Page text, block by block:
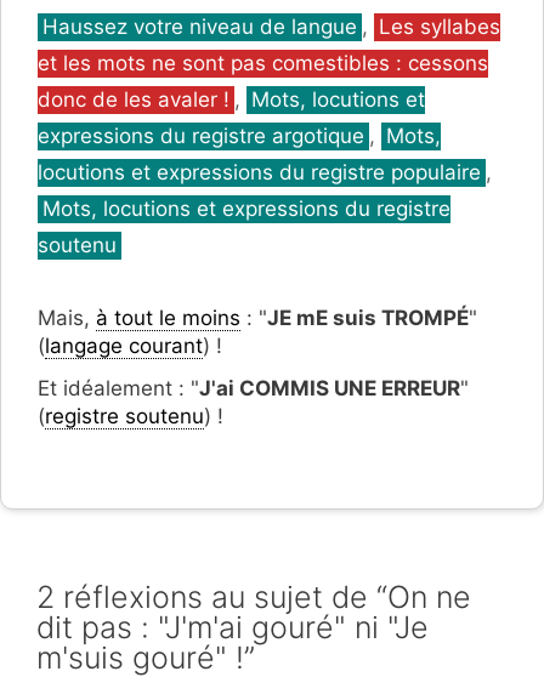
Catégories
Haussez votre niveau de langue , Les syllabes
et les mots ne sont pas comestibles : cessons
donc de les avaler ! , Mots, locutions et
expressions du registre argotique , Mots,
locutions et expressions du registre populaire ,
Mots, locutions et expressions du registre
soutenu
Mais, à tout le moins : "JE mE suis TROMPÉ"
(langage courant) !
Et idéalement : "J'ai COMMIS UNE ERREUR"
(registre soutenu) !
2 réflexions au sujet de “On ne
dit pas : "J'm'ai gouré" ni "Je
m'suis gouré" !”